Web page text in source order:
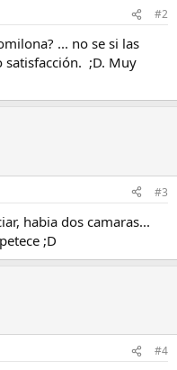
#2
... no se si las
satisfacción. ;D. Muy
#3
habia dos camaras...
;D
#4